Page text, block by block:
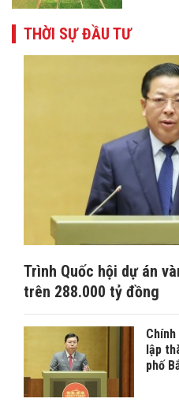
THỜI SỰ ĐẦU TƯ
Trình Quốc hội dự án
trên 288.000 tỷ đồng
lập
phố